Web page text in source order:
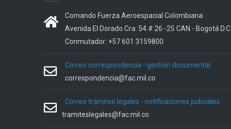
Comando Fuerza Aeroespacial Colombiana
Avenida El Dorado Cra. 54 # 26 -25 CAN - Bogotá D.C.
Conmutador: +57 601 3159800
Correo correspondencia - gestión documental
correspondencia@fac.mil.co
Correo trámites legales - notificaciones judiciales
tramiteslegales@fac.mil.co